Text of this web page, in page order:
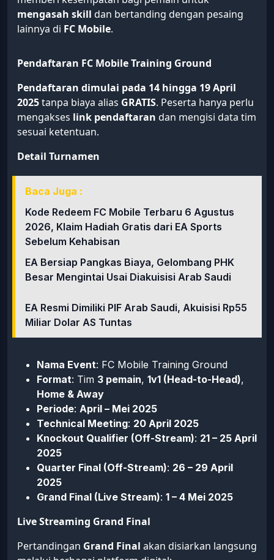
mengasah skill dan bertanding dengan pesaing
lainnya di FC Mobile.
Pendaftaran FC Mobile Training Ground
Pendaftaran dimulai pada 14 hingga 19 April
2025tanpa biaya alias GRATIS. Peserta hanya perlu
mengakses link pendaftaran dan mengisi data tim
sesuai ketentuan.
Detail Turnamen
Baca Juga :
Kode Redeem FC Mobile Terbaru 6 Agustus
2026, Klaim Hadiah Gratis dari EA Sports
Sebelum Kehabisan
EA Bersiap Pangkas Biaya, Gelombang PHK
Besar Mengintai Usai Diakuisisi Arab Saudi
EA Resmi Dimiliki PIF Arab Saudi, Akuisisi Rp55
Miliar Dolar AS Tuntas
Nama Event: FC Mobile Training Ground
Format: Tim 3 pemain, 1v1 (Head-to-Head),
Home & Away
Periode: April – Mei 2025
Technical Meeting: 20 April 2025
Knockout Qualifier (Off-Stream): 21 – 25 April
2025
Quarter Final (Off-Stream): 26 – 29 April
2025
Grand Final (Live Stream): 1 – 4 Mei 2025
Live Streaming Grand Final
Pertandingan Grand Final akan disiarkan langsung